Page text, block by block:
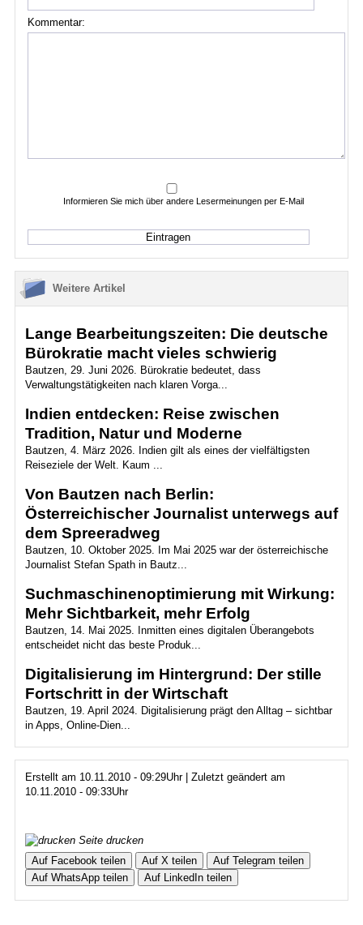
Kommentar:
Informieren Sie mich über andere Lesermeinungen per E-Mail
Weitere Artikel
Lange Bearbeitungszeiten: Die deutsche
Bürokratie macht vieles schwierig
Bautzen, 29. Juni 2026. Bürokratie bedeutet, dass
Verwaltungstätigkeiten nach klaren Vorga...
Indien entdecken: Reise zwischen
Tradition, Natur und Moderne
Bautzen, 4. März 2026. Indien gilt als eines der vielfältigsten
Reiseziele der Welt. Kaum ...
Von Bautzen nach Berlin:
Österreichischer Journalist unterwegs auf
dem Spreeradweg
Bautzen, 10. Oktober 2025. Im Mai 2025 war der österreichische
Journalist Stefan Spath in Bautz...
Suchmaschinenoptimierung mit Wirkung:
Mehr Sichtbarkeit, mehr Erfolg
Bautzen, 14. Mai 2025. Inmitten eines digitalen Überangebots
entscheidet nicht das beste Produk...
Digitalisierung im Hintergrund: Der stille
Fortschritt in der Wirtschaft
Bautzen, 19. April 2024. Digitalisierung prägt den Alltag – sichtbar
in Apps, Online-Dien...
Erstellt am 10.11.2010 - 09:29Uhr | Zuletzt geändert am
10.11.2010 - 09:33Uhr
Seite drucken
Auf Facebook teilen
Auf X teilen
Auf Telegram teilen
Auf WhatsApp teilen
Auf LinkedIn teilen